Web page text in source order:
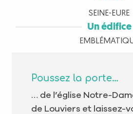
SEINE-EURE
Un édifice
Poussez la porte…
… de l’église Notre-
de Louviers et laissez-